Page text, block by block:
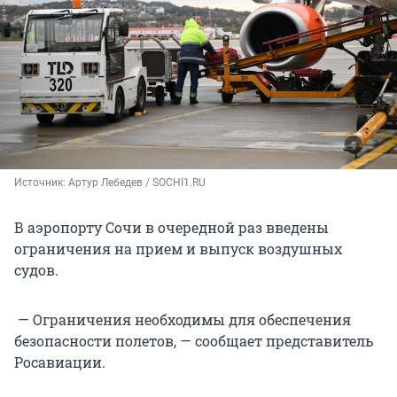
Источник: Артур Лебедев / SOCHI1.RU
В аэропорту Сочи в очередной раз введены
ограничения на прием и выпуск воздушных
судов.
— Ограничения необходимы для обеспечения
безопасности полетов, — сообщает представитель
Росавиации.